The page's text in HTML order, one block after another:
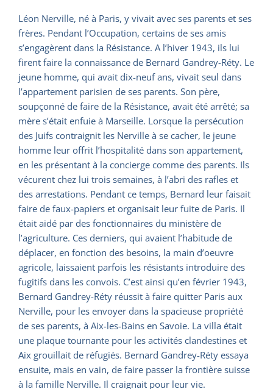
Léon Nerville, né à Paris, y vivait avec ses parents et ses
frères. Pendant l’Occupation, certains de ses amis
s’engagèrent dans la Résistance. A l’hiver 1943, ils lui
firent faire la connaissance de Bernard Gandrey-Réty. Le
jeune homme, qui avait dix-neuf ans, vivait seul dans
l’appartement parisien de ses parents. Son père,
soupçonné de faire de la Résistance, avait été arrêté; sa
mère s’était enfuie à Marseille. Lorsque la persécution
des Juifs contraignit les Nerville à se cacher, le jeune
homme leur offrit l’hospitalité dans son appartement,
en les présentant à la concierge comme des parents. Ils
vécurent chez lui trois semaines, à l’abri des rafles et
des arrestations. Pendant ce temps, Bernard leur faisait
faire de faux-papiers et organisait leur fuite de Paris. Il
était aidé par des fonctionnaires du ministère de
l’agriculture. Ces derniers, qui avaient l’habitude de
déplacer, en fonction des besoins, la main d’oeuvre
agricole, laissaient parfois les résistants introduire des
fugitifs dans les convois. C’est ainsi qu’en février 1943,
Bernard Gandrey-Réty réussit à faire quitter Paris aux
Nerville, pour les envoyer dans la spacieuse propriété
de ses parents, à Aix-les-Bains en Savoie. La villa était
une plaque tournante pour les activités clandestines et
Aix grouillait de réfugiés. Bernard Gandrey-Réty essaya
ensuite, mais en vain, de faire passer la frontière suisse
à la famille Nerville. Il craignait pour leur vie.